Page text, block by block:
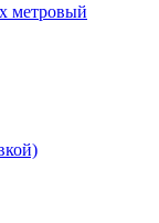
метровый